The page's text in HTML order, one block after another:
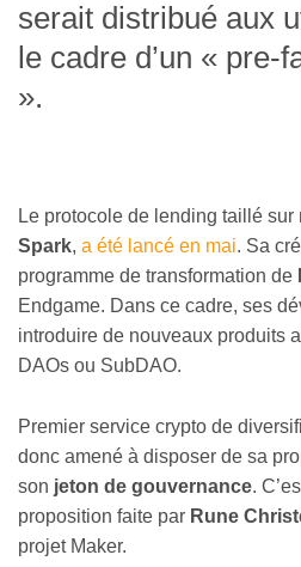
serait distribué aux
le cadre d’un « pre-
».
Le protocole de lending taillé sur
Spark, a été lancé en mai. Sa
programme de transformation de
Endgame. Dans ce cadre, ses
introduire de nouveaux produits
DAOs ou SubDAO.
Premier service crypto de
donc amené à disposer de sa
son jeton de gouvernance.
proposition faite par Rune
projet Maker.